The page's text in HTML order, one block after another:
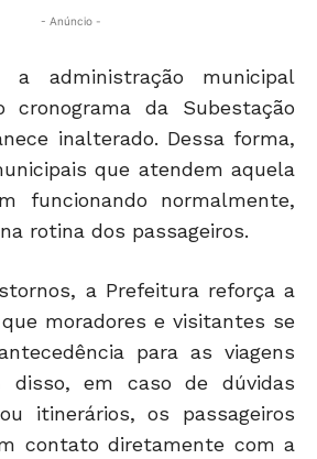
- Anúncio -
a administração municipal
cronograma da Subestação
inalterado. Dessa forma,
que atendem aquela
funcionando normalmente,
rotina dos passageiros.
a Prefeitura reforça a
moradores e visitantes se
para as viagens
disso, em caso de dúvidas
itinerários, os passageiros
contato diretamente com a